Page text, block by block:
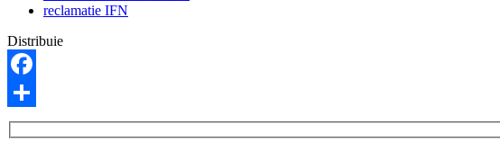
reclamatie IFN
Distribuie
Facebook
Share